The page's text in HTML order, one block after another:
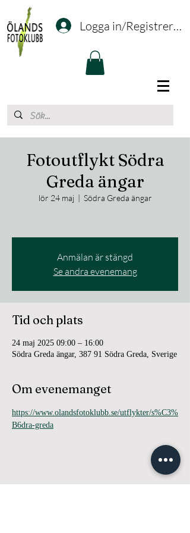
Logga in/Registrering
Fotoutflykt Södra
Greda ängar
lör 24 maj
  |
Södra Greda ängar
Anmälan är stängd
Se andra evenemang
Tid och plats
24 maj 2025 09:00 – 16:00
Södra Greda ängar, 387 91 Södra Greda, Sverige
Om evenemanget
https://www.olandsfotoklubb.se/utflykter/s%C3%
B6dra-greda